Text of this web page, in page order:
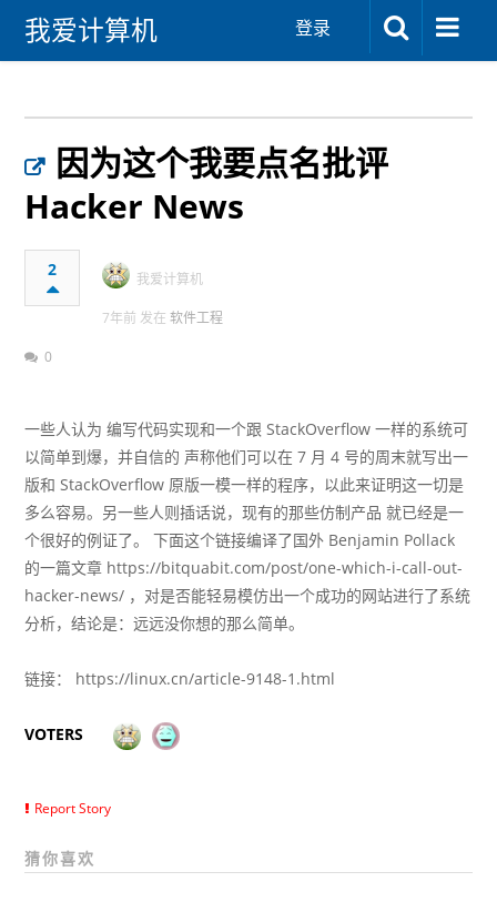
我爱计算机 登录
因为这个我要点名批评
Hacker News
2 我爱计算机
7年前 发在软件工程
0
一些人认为编写代码实现和一个跟 StackOverflow 一样的系统可
以简单到爆，并自信的 声称他们可以在 7 月 4 号的周末就写出一
版和 StackOverflow 原版一模一样的程序，以此来证明这一切是
多么容易。另一些人则插话说，现有的那些仿制产品 就已经是一
个很好的例证了。 下面这个链接编译了国外 Benjamin Pollack
的一篇文章 https://bitquabit.com/post/one-which-i-call-out-
hacker-news/ ，对是否能轻易模仿出一个成功的网站进行了系统
分析，结论是：远远没你想的那么简单。
链接： https://linux.cn/article-9148-1.html
VOTERS
Report Story
猜你喜欢